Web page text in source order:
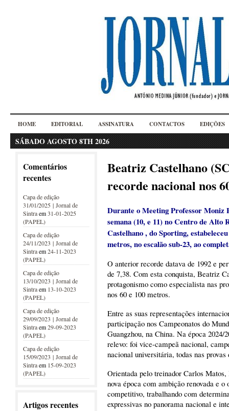
HOME EDITORIAL ASSINATURA CONTACTOS EDIÇÕES
SÁBADO AGOSTO 8TH 2026
Comentários
recentes
Capa de edição
31/01/2025 | Jornal de
Sintraem31-01-2025
(PAPEL)
Capa de edição
24/11/2023 | Jornal de
Sintraem24-11-2023
(PAPEL)
Capa de edição
13/10/2023 | Jornal de
Sintraem 13-10-2023
(PAPEL)
Capa de edição
29/09/2023 | Jornal de
Sintraem29-09-2023
(PAPEL)
Capa de edição
15/09/2023 | Jornal de
Sintraem 15-09-2023
(PAPEL)
Artigos recentes
Beatriz Castelhano
recorde nacional nos
Durante o Meeting Professor Moniz
semana (10, e 11) no Centro de Alto
Castelhano , do Sporting,
metros, no escalão sub-23, ao
O anterior recorde datava de 1992 e
de 7,38. Com esta conquista, Beatriz
protagonismo como especialista nas
nos 60 e 100 metros.
Entre as suas representações
participação nos Campeonatos do
Guangzhou, na China. Na época 2024/
relevo: foi vice-campeã nacional,
nacional universitária, todas nas provas
Orientada pelo treinador Carlos
nova época com ambição renovada e
competitivo, trabalhando com
expressivas no panorama nacional e